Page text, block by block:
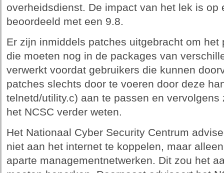
overheidsdienst. De impact van het lek is
beoordeeld met een 9.8.
Er zijn inmiddels patches uitgebracht om
die moeten nog in de packages van
verwerkt voordat gebruikers die kunnen
patches slechts door te voeren door deze
telnetd/utility.c) aan te passen en
het NCSC verder weten.
Het Nationaal Cyber Security Centrum
niet aan het internet te koppelen, maar
aparte managementnetwerken. Dit zou het